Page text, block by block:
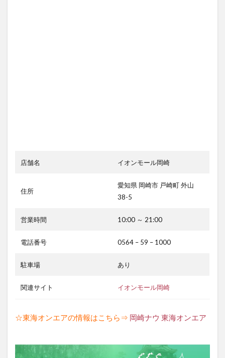
店舗名 イオンモール岡崎
住所
愛知県 岡崎市 戸崎町 外山
38-5
営業時間 10:00 ～ 21:00
電話番号 0564 – 59 – 1000
駐車場 あり
関連サイト イオンモール岡崎
☆東海オンエアの情報はこちら⇒ 岡崎ナウ 東海オンエア